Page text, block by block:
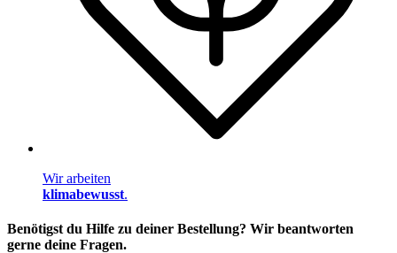
Wir arbeiten
klimabewusst.
Benötigst du Hilfe zu deiner Bestellung? Wir beantworten
gerne deine Fragen.